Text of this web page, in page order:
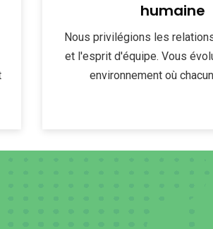
humaine
Nous privilégions les
et l'esprit d'équipe. Vous
environnement où